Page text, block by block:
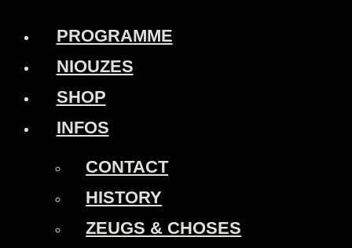
PROGRAMME
NIOUZES
SHOP
INFOS
CONTACT
HISTORY
ZEUGS & CHOSES